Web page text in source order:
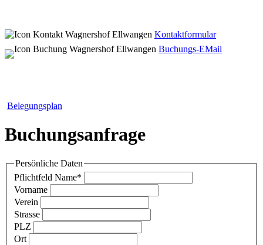
Kontaktformular
Buchungs-EMail
Belegungsplan
Buchungsanfrage
Persönliche Daten
Pflichtfeld Name*
Vorname
Verein
Strasse
PLZ
Ort